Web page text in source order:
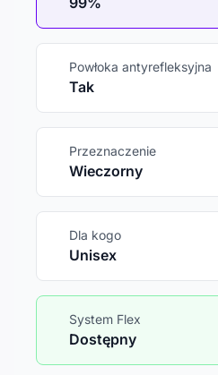
Powłoka antyrefleksyjna
Tak
Przeznaczenie
Wieczorny
Dla kogo
Unisex
System Flex
Dostępny